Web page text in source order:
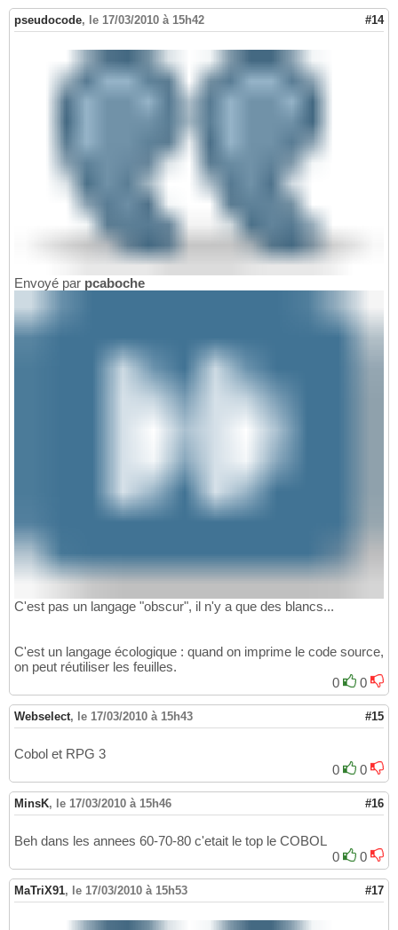
pseudocode, le 17/03/2010 à 15h42 #14
Envoyé par pcaboche
C'est pas un langage "obscur", il n'y a que des blancs...
C'est un langage écologique : quand on imprime le code source,
on peut réutiliser les feuilles.
0
0
Webselect, le 17/03/2010 à 15h43 #15
Cobol et RPG 3
0
0
MinsK, le 17/03/2010 à 15h46 #16
Beh dans les annees 60-70-80 c'etait le top le COBOL
0
0
MaTriX91, le 17/03/2010 à 15h53 #17